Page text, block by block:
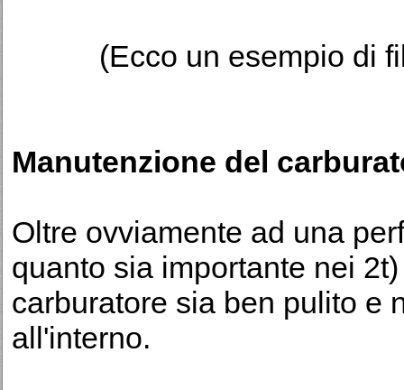
(Ecco un esempio di
Manutenzione del
Oltre ovviamente ad una
quanto sia importante nei
carburatore sia ben pulito e
all'interno.